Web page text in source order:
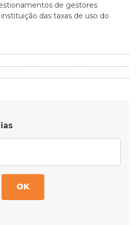
de gestores
das taxas de uso do
OK